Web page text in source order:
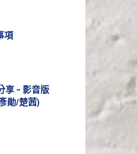
項
享 – 影音版
勛/楚茜)